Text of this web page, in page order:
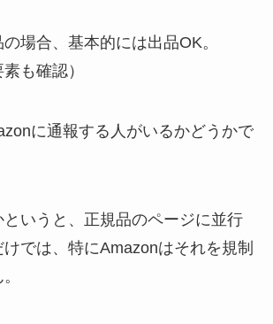
場合、基本的には出品OK。
も確認）
に通報する人がいるかどうかで
というと、正規品のページに並行
では、特にAmazonはそれを規制